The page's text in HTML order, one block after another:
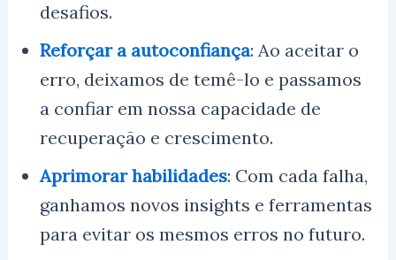
desafios.
Reforçar a autoconfiança: Ao aceitar o
erro, deixamos de temê-lo e passamos
a confiar em nossa capacidade de
recuperação e crescimento.
Aprimorar habilidades: Com cada falha,
ganhamos novos insights e ferramentas
para evitar os mesmos erros no futuro.